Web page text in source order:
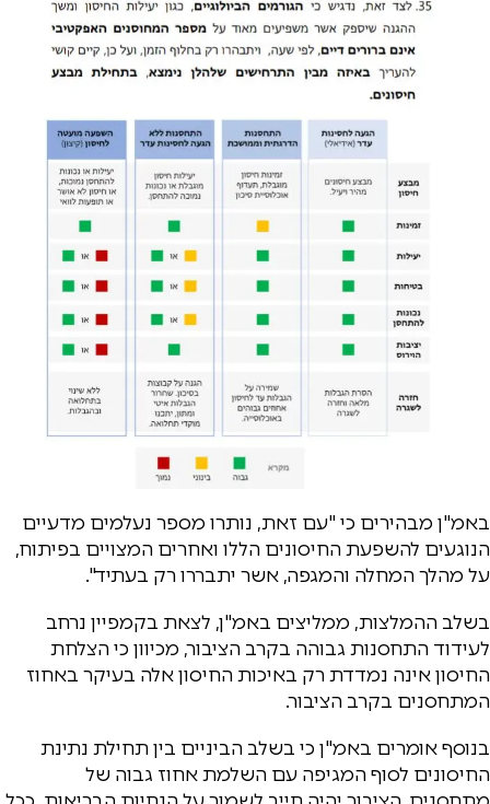
באמ"ן מבהירים כי "עם זאת, נותרו מספר נעלמים מדעיים
הנוגעים להשפעת החיסונים הללו ואחרים המצויים בפיתוח,
על מהלך המחלה והמגפה, אשר יתבררו רק בעתיד".
בשלב ההמלצות, ממליצים באמ"ן, לצאת בקמפיין נרחב
לעידוד התחסנות גבוהה בקרב הציבור, מכיוון כי הצלחת
החיסון אינה נמדדת רק באיכות החיסון אלה בעיקר באחוז
המתחסנים בקרב הציבור.
בנוסף אומרים באמ"ן כי בשלב הביניים בין תחילת נתינת
החיסונים לסוף המגיפה עם השלמת אחוז גבוה של